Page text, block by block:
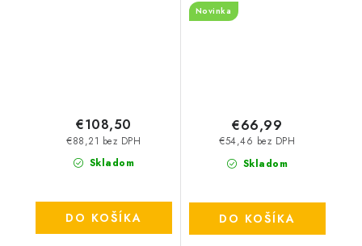
Skladom
€88,21 bez DPH
€108,50
DO KOŠÍKA
Novinka
Skladom
€54,46 bez DPH
€66,99
DO KOŠÍKA